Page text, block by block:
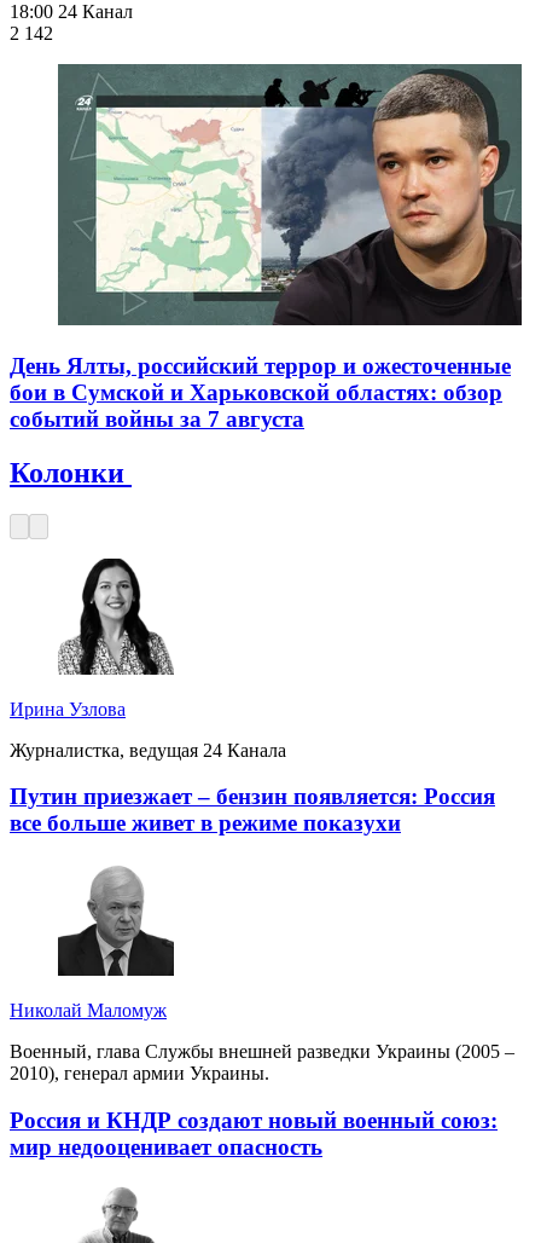
18:00 24 Канал
2 142
День Ялты, российский террор и ожесточенные
бои в Сумской и Харьковской областях: обзор
событий войны за 7 августа
Колонки
Ирина Узлова
Журналистка, ведущая 24 Канала
Путин приезжает – бензин появляется: Россия
все больше живет в режиме показухи
Николай Маломуж
Военный, глава Службы внешней разведки Украины (2005 –
2010), генерал армии Украины.
Россия и КНДР создают новый военный союз:
мир недооценивает опасность